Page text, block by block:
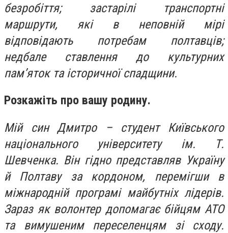
безробіття; застарілі транспортні
маршрути, які в неповній мірі
відповідають потребам полтавців;
недбале ставлення до культурних
пам’яток та історичної спадщини.
Розкажіть про вашу родину.
Мій син Дмитро – студент Київського
національного університету ім. Т.
Шевченка. Він гідно представляв Україну
й Полтаву за кордоном, перемігши в
міжнародній програмі майбутніх лідерів.
Зараз як волонтер допомагає бійцям АТО
та вимушеним переселенцям зі сходу.